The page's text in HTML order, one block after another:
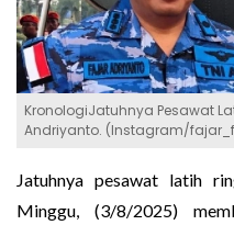
KronologiJatuhnya Pesawat
Andriyanto. (Instagram/
Jatuhnya pesawat latih
Minggu, (3/8/2025)